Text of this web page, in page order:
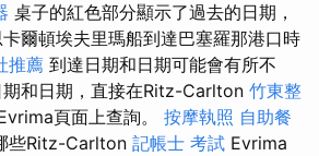
桌子的紅色部分顯示了過去的日期，
爾頓埃夫里瑪船到達巴塞羅那港口時
推薦 到達日期和日期可能會有所不
和日期，直接在Ritz-Carlton 竹東整
頁面上查詢。 按摩執照 自助餐
些Ritz-Carlton 記帳士 考試 Evrima